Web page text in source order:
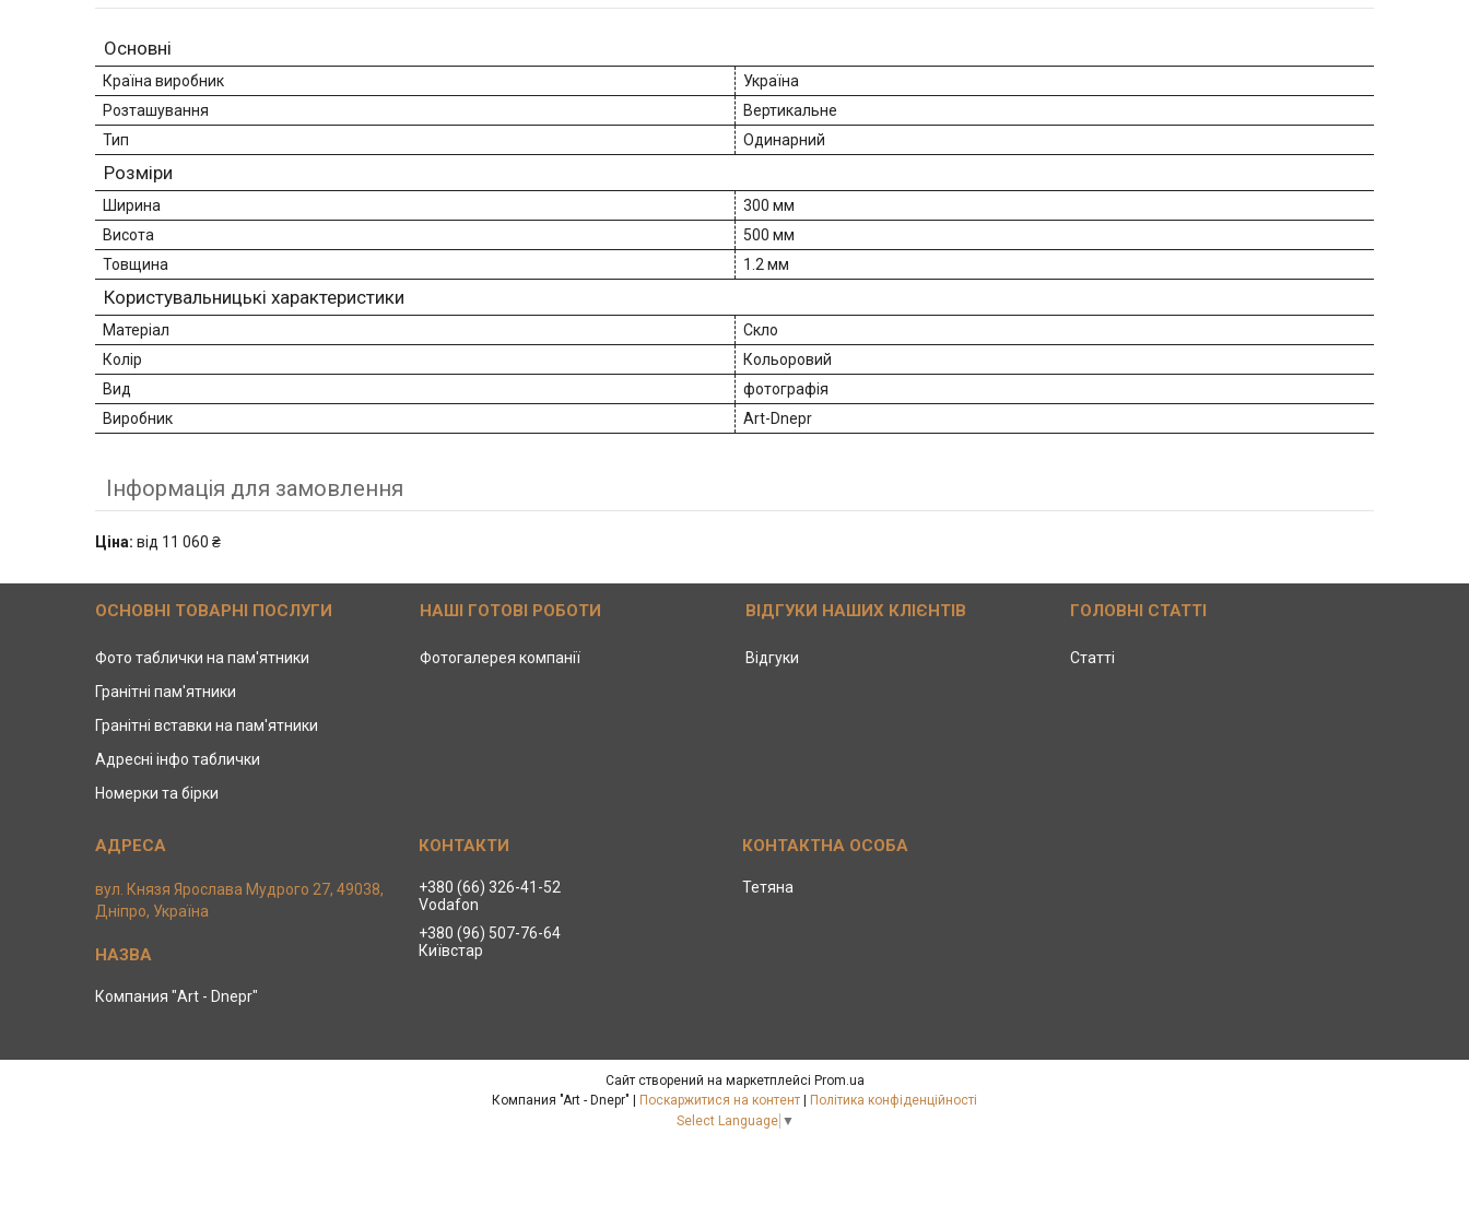
Основні
Країна виробник
Україна
Розташування
Вертикальне
Тип
Одинарний
Розміри
Ширина
300 мм
Висота
500 мм
Товщина
1.2 мм
Користувальницькі характеристики
Матеріал
Скло
Колір
Кольоровий
Вид
фотографія
Виробник
Art-Dnepr
Інформація для замовлення
Ціна: від 11 060 ₴
ОСНОВНІ ТОВАРНІ ПОСЛУГИ
Фото таблички на пам'ятники
Гранітні пам'ятники
Гранітні вставки на пам'ятники
Адресні інфо таблички
Номерки та бірки
НАШІ ГОТОВІ РОБОТИ
Фотогалерея компанії
ВІДГУКИ НАШИХ КЛІЄНТІВ
Відгуки
ГОЛОВНІ СТАТТІ
Статті
вул. Князя Ярослава Мудрого 27, 49038,
Дніпро, Україна
Компания "Art - Dnepr"
+380 (66) 326-41-52
Vodafon
+380 (96) 507-76-64
Київстар
Тетяна
Сайт створений на маркетплейсі Prom.ua
Поскаржитися на контент
Політика конфіденційності
Select Language ▼